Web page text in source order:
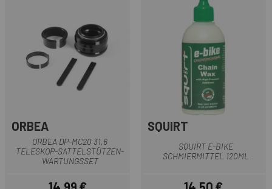
ORBEA
ORBEA DP-MC20 31,6
TELESKOP-SATTELSTÜTZEN-
WARTUNGSSET
SQUIRT
SQUIRT E-BIKE
SCHMIERMITTEL 120ML